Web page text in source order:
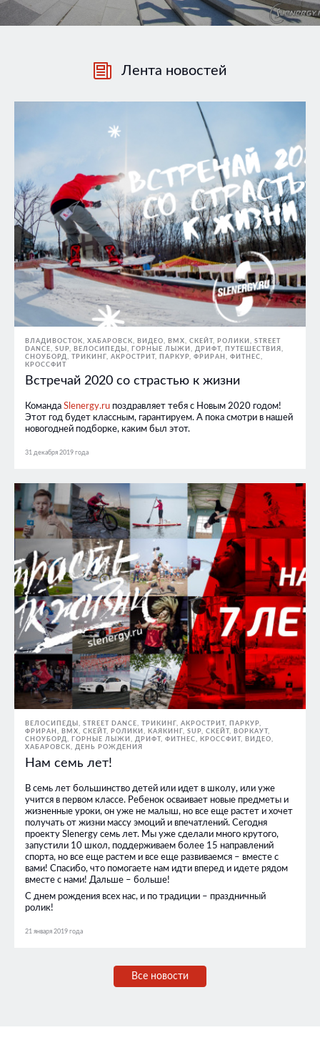
Лента новостей
ВЛАДИВОСТОК ХАБАРОВСК ВИДЕО BMX, СКЕЙТ, РОЛИКИ
STREET
DANCE
SUP ВЕЛОСИПЕДЫ ГОРНЫЕ ЛЫЖИ ДРИФТ
ПУТЕШЕСТВИЯ
СНОУБОРД
ТРИКИНГ, АКРОСТРИТ, ПАРКУР, ФРИРАН
ФИТНЕС,
КРОССФИТ
Встречай 2020 со страстью к жизни
Команда Slenergy.ru поздравляет тебя с Новым 2020 годом!
Этот год будет классным, гарантируем. А пока смотри в нашей
новогодней подборке, каким был этот.
31 декабря 2019 года
ВЕЛОСИПЕДЫ STREET DANCE
ТРИКИНГ, АКРОСТРИТ, ПАРКУР,
ФРИРАН
BMX, СКЕЙТ, РОЛИКИ КАЯКИНГ SUP СКЕЙТ
ВОРКАУТ
СНОУБОРД
ГОРНЫЕ ЛЫЖИ ДРИФТ ФИТНЕС, КРОССФИТ
ВИДЕО
ХАБАРОВСК
ДЕНЬ РОЖДЕНИЯ
Нам семь лет!
В семь лет большинство детей или идет в школу, или уже
учится в первом классе. Ребенок осваивает новые предметы и
жизненные уроки, он уже не малыш, но все еще растет и хочет
получать от жизни массу эмоций и впечатлений. Сегодня
проекту Slenergy семь лет. Мы уже сделали много крутого,
запустили 10 школ, поддерживаем более 15 направлений
спорта, но все еще растем и все еще развиваемся – вместе с
вами! Спасибо, что помогаете нам идти вперед и идете рядом
вместе с нами! Дальше – больше!
С днем рождения всех нас, и по традиции – праздничный
ролик!
21 января 2019 года
Все новости